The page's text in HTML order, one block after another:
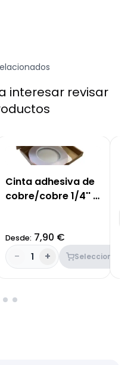
interesar revisar
Cinta adhesiva de
cobre/cobre 1/4'' -
Desde: 7,90 €
-
1 + Seleccionar